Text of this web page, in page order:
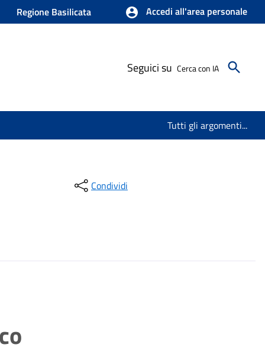
Regione Basilicata Accedi all'area personale
Seguici su Cerca con IA
Tutti gli argomenti...
Condividi